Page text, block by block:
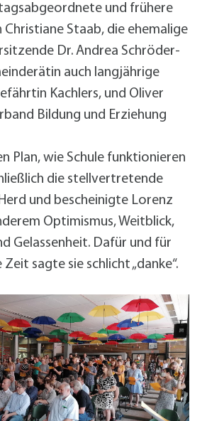
und frühere
Staab, die ehemalige
Dr. Andrea Schröder-
auch langjährige
Kachlers, und Oliver
Bildung und Erziehung
Plan, wie Schule funktionieren
die stellvertretende
und bescheinigte Lorenz
Optimismus, Weitblick,
Gelassenheit. Dafür und für
sagte sie schlicht „danke“.